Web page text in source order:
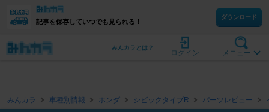
記事を保存していつでも見られる！
ダウンロード
メニュー
ログイン
みんカラとは？
みんカラ 車種別情報 ホンダ シビックタイプR パーツレビュー